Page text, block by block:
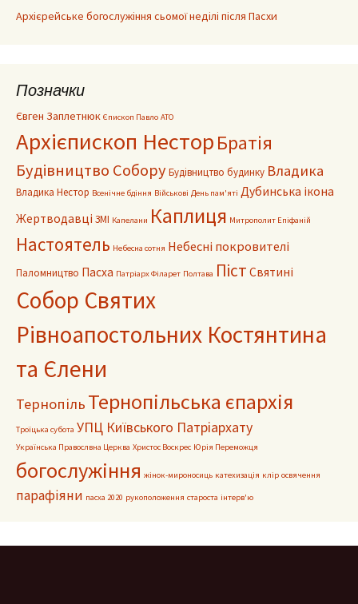
Архієрейське богослужіння сьомої неділі після Пасхи
Позначки
Євген Заплетнюк Єпископ Павло АТО
Архієпископ Нестор Братія
Будівництво Собору Будівництво будинку Владика
Владика Нестор Всенічне бдіння Військові День пам'яті Дубинська ікона
Жертводавці ЗМІ Капелани Каплиця Митрополит Епіфаній
Настоятель Небесна сотня Небесні покровителі
Паломництво Пасха Патріарх Філарет Полтава Піст Святині
Собор Святих
Рівноапостольних Костянтина
та Єлени
Тернопіль Тернопільська єпархія
Троїцька субота УПЦ Київського Патріархату
Українська Правослвна Церква Христос Воскрес Юрія Переможця
богослужіння жінок-мироносиць катехизація клір освячення
парафіяни пасха 2020 рукоположення староста інтерв'ю